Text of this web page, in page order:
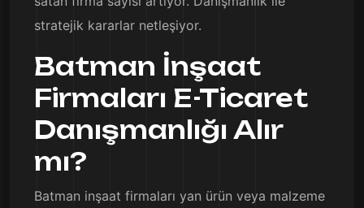
stratejik kararlar netleşiyor.
Batman İnşaat
Firmaları E-Ticaret
Danışmanlığı Alır
mı?
Batman inşaat firmaları yan ürün veya malzeme